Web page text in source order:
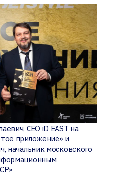
СЕО iD EAST на
приложение» и
начальник московского